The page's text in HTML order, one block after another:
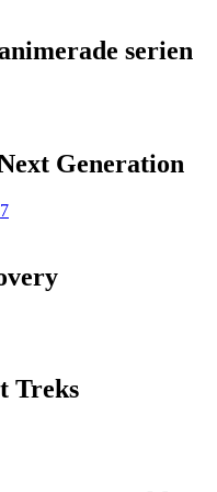
serien
Generation
7
Treks